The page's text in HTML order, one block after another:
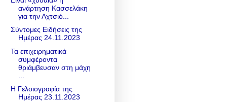
ανάρτηση Κασσελάκη
για την Αχτσιό...
Σύντομες Ειδήσεις της
Ημέρας 24.11.2023
Τα επιχειρηματικά
συμφέροντα
θριάμβευσαν στη μάχη
Η Γελοιογραφία της
Ημέρας 23.11.2023